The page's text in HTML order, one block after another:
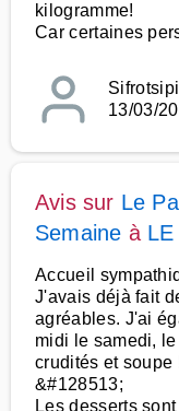
kilogramme!
Car certaines
13/03/
Avis sur Le
Semaine à
Accueil
J'avais déjà fait
agréables. J'ai
midi le samedi,
crudités et soupe
&#128513;
Les desserts